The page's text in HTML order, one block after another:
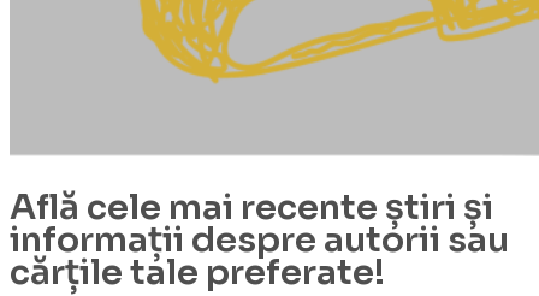
Află cele mai recente știri și
informații despre autorii sau
cărțile tale preferate!